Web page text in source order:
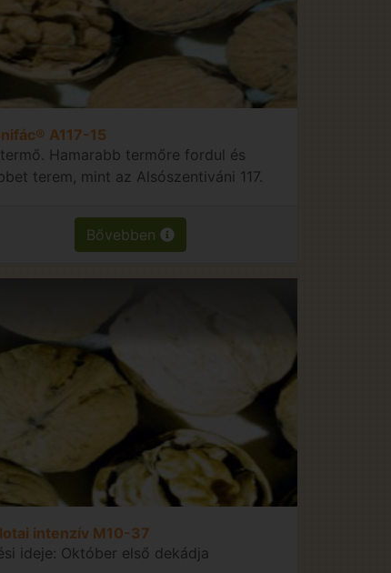
A117-15
Hamarabb termőre fordul és
terem, mint az Alsószentiváni 117.
Bővebben
intenzív M10-37
ideje: Október első dekádja